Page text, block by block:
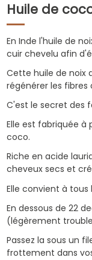
Huile de
En Inde l'huile de
cuir chevelu afin
Cette huile de noix
régénérer les fibres
C'est le secret des
Elle est fabriquée
coco.
Riche en acide
cheveux secs et
Elle convient à tous
En dessous de 22
(légèrement
Passez la sous un
frottement dans